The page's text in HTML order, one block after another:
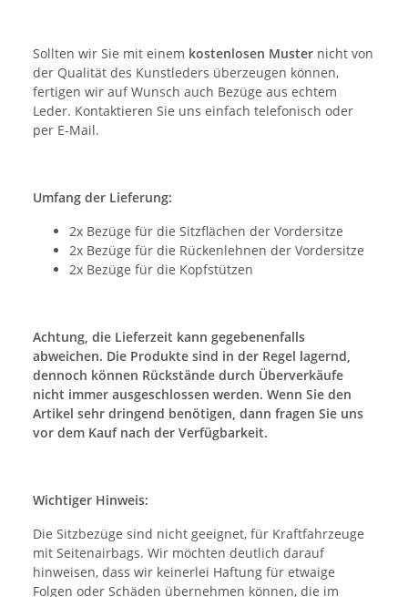
Sollten wir Sie mit einem kostenlosen Muster nicht von
der Qualität des Kunstleders überzeugen können,
fertigen wir auf Wunsch auch Bezüge aus echtem
Leder. Kontaktieren Sie uns einfach telefonisch oder
per E-Mail.
Umfang der Lieferung:
2x Bezüge für die Sitzflächen der Vordersitze
2x Bezüge für die Rückenlehnen der Vordersitze
2x Bezüge für die Kopfstützen
Achtung, die Lieferzeit kann gegebenenfalls
abweichen. Die Produkte sind in der Regel lagernd,
dennoch können Rückstände durch Überverkäufe
nicht immer ausgeschlossen werden. Wenn Sie den
Artikel sehr dringend benötigen, dann fragen Sie uns
vor dem Kauf nach der Verfügbarkeit.
Wichtiger Hinweis:
Die Sitzbezüge sind nicht geeignet, für Kraftfahrzeuge
mit Seitenairbags. Wir möchten deutlich darauf
hinweisen, dass wir keinerlei Haftung für etwaige
Folgen oder Schäden übernehmen können, die im